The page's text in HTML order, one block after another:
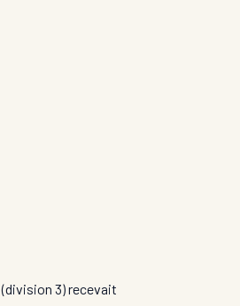
(division 3) recevait